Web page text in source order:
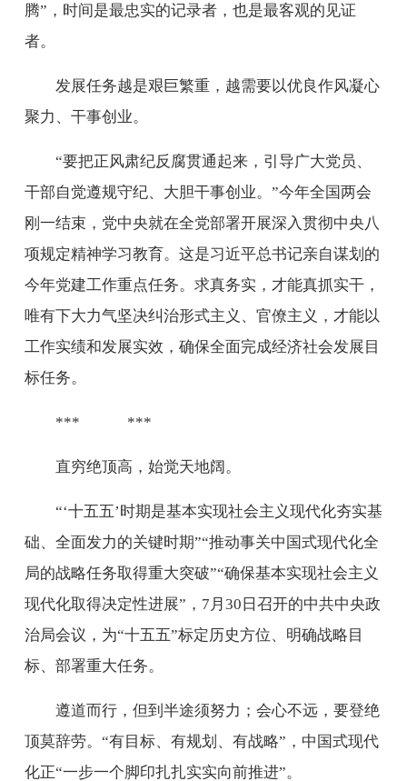
腾”，时间是最忠实的记录者，也是最客观的见证
者。
发展任务越是艰巨繁重，越需要以优良作风凝心
聚力、干事创业。
“要把正风肃纪反腐贯通起来，引导广大党员、
干部自觉遵规守纪、大胆干事创业。”今年全国两会
刚一结束，党中央就在全党部署开展深入贯彻中央八
项规定精神学习教育。这是习近平总书记亲自谋划的
今年党建工作重点任务。求真务实，才能真抓实干，
唯有下大力气坚决纠治形式主义、官僚主义，才能以
工作实绩和发展实效，确保全面完成经济社会发展目
标任务。
*** ***
直穷绝顶高，始觉天地阔。
“‘十五五’时期是基本实现社会主义现代化夯实基
础、全面发力的关键时期”“推动事关中国式现代化全
局的战略任务取得重大突破”“确保基本实现社会主义
现代化取得决定性进展”，7月30日召开的中共中央政
治局会议，为“十五五”标定历史方位、明确战略目
标、部署重大任务。
遵道而行，但到半途须努力；会心不远，要登绝
顶莫辞劳。“有目标、有规划、有战略”，中国式现代
化正“一步一个脚印扎扎实实向前推进”。